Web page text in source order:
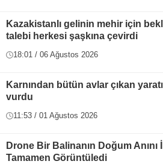
Kazakistanlı gelinin mehir için
talebi herkesi şaşkına çevirdi
18:01 / 06 Ağustos 2026
Karnından bütün avlar çıkan
vurdu
11:53 / 01 Ağustos 2026
Drone Bir Balinanın Doğum Anını
Tamamen Görüntüledi